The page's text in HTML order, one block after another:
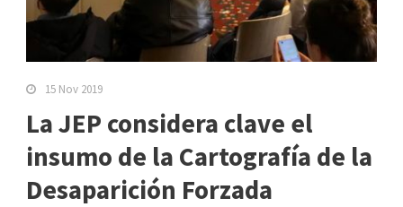
15 Nov 2019
La JEP considera clave el
insumo de la Cartografía de la
Desaparición Forzada